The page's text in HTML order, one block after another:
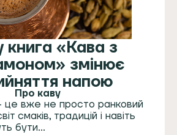
книга «Кава з
змінює
напою
Про каву
вже не просто ранковий
смаків, традицій і навіть
бути…